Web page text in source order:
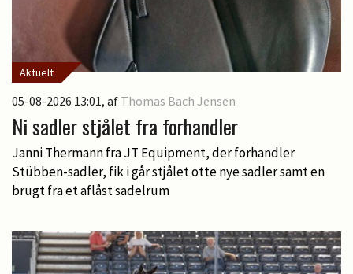
Aktuelt
05-08-2026 13:01, af Thomas Bach Jensen
Ni sadler stjålet fra forhandler
Janni Thermann fra JT Equipment, der forhandler
Stübben-sadler, fik i går stjålet otte nye sadler samt en
brugt fra et aflåst sadelrum